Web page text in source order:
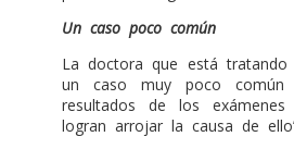
Un caso poco común
La doctora que está
un caso muy poco
resultados de los
logran arrojar la causa de